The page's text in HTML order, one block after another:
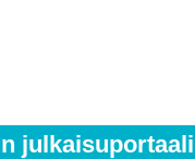
julkaisuportaali